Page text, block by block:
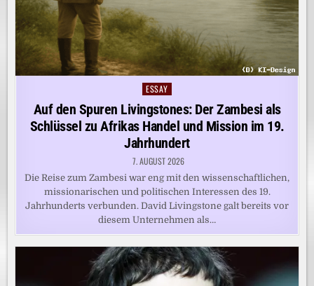
Posted
ESSAY
Auf den Spuren Livingstones: Der Zambesi als
Schlüssel zu Afrikas Handel und Mission im 19.
Jahrhundert
7. AUGUST 2026
Die Reise zum Zambesi war eng mit den wissenschaftlichen,
missionarischen und politischen Interessen des 19.
Jahrhunderts verbunden. David Livingstone galt bereits vor
diesem Unternehmen als…